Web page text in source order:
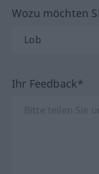
Wozu möchten
Ihr Feedback*